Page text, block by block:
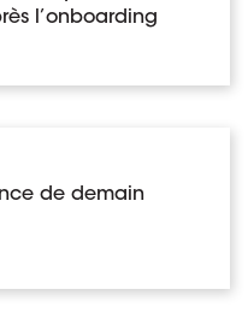
l’onboarding
de demain